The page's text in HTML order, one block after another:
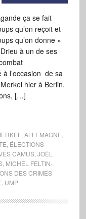
ça se fait
qu’on reçoit et
qu’on donne »
à un de ses
à l’occasion de sa
hier à Berlin.
[…]
ALLEMAGNE
ÉLECTIONS
CAMUS, JOËL
, MICHEL FELTIN-
DES CRIMES
UMP